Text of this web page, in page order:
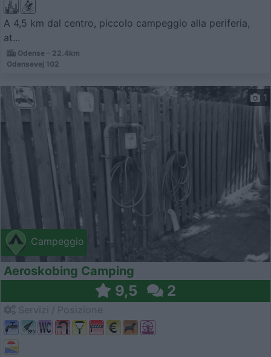
A 4,5 km dal centro, piccolo campeggio alla periferia,
at...
Odense - 22.4km
Odensevej 102
Campeggio
1
Aeroskobing Camping
9,5 2